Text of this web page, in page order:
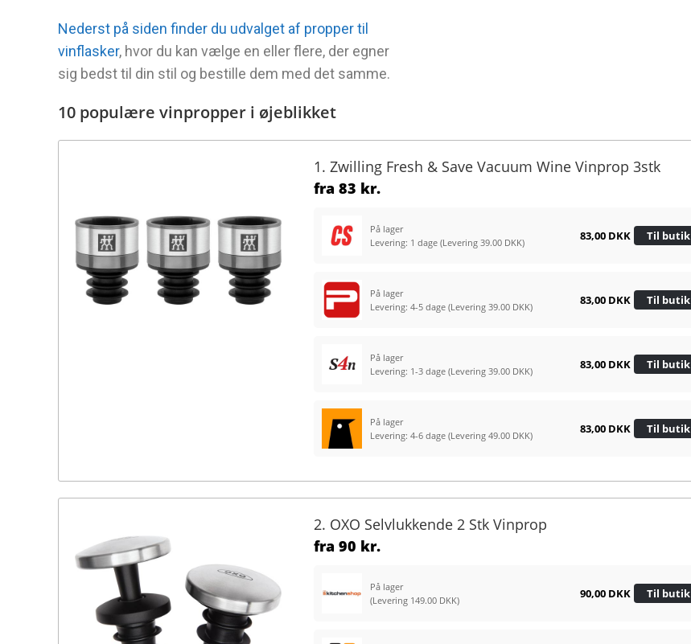
Nederst på siden finder du udvalget af propper til
vinflasker, hvor du kan vælge en eller flere, der egner
sig bedst til din stil og bestille dem med det samme.
10 populære vinpropper i øjeblikket
1. Zwilling Fresh & Save Vacuum Wine Vinprop 3stk
fra 83 kr.
På lager
Levering: 1 dage (Levering 39.00 DKK) 83,00 DKK Til butik
På lager
Levering: 4-5 dage (Levering 39.00 DKK) 83,00 DKK Til butik
På lager
Levering: 1-3 dage (Levering 39.00 DKK) 83,00 DKK Til butik
På lager
Levering: 4-6 dage (Levering 49.00 DKK) 83,00 DKK Til butik
2. OXO Selvlukkende 2 Stk Vinprop
fra 90 kr.
På lager
(Levering 149.00 DKK)
90,00 DKK Til butik